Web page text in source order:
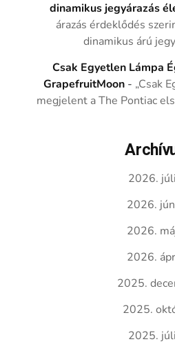
dinamikus jegyárazás
árazás érdeklődés
dinamikus árú
Csak Egyetlen Lámpa
GrapefruitMoon - „Csak
megjelent a The Pontiac
2026.
2026.
2026.
2026.
2025.
2025.
2025.